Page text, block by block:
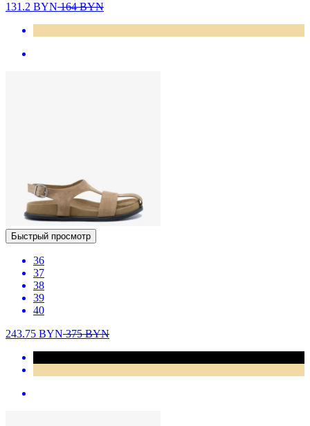
131.2 BYN164BYN
Быстрый просмотр
36
37
38
39
40
243.75 BYN375BYN